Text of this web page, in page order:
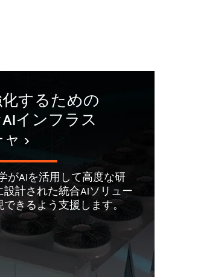
するための
インフラス
がAIを活用して高度な研
設計された統合AIソリュー
できるよう支援します。